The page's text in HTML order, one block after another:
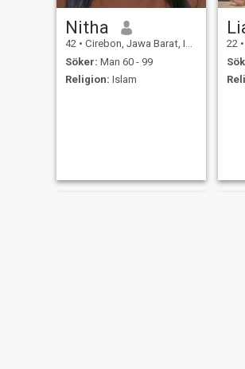
Nitha
42 • Cirebon, Jawa Barat, Indonesien
Söker: Man 60 - 99
Religion: Islam
22 •